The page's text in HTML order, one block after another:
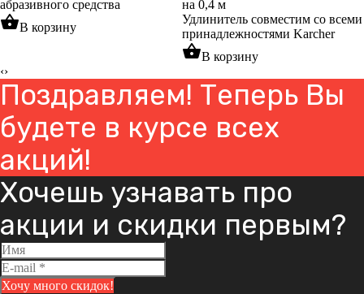
абразивного средства
shopping_basketВ корзину
на 0,4 м
Удлинитель совместим со всеми
принадлежностями Karcher
shopping_basketВ корзину
‹›
Поздравляем! Теперь Вы
будете в курсе всех
акций!
Хочешь узнавать про
акции и скидки первым?